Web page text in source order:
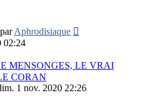
parAphrodisiaque
02:24
MENSONGES, LE VRAI
CORAN
1 nov. 2020 22:26